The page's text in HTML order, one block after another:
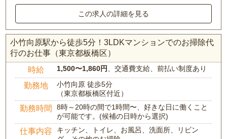
この求人の詳細を見る
小竹向原駅から徒歩5分！3LDKマンションでのお掃除代
行のお仕事（東京都板橋区）
時給 1,500〜1,860円、交通費支給、前払い制度あり
勤務地
小竹向原 徒歩5分
（東京都板橋区付近）
勤務時間
8時～20時の間で1時間〜、好きな日に働くこと
が可能です。(候補の日時から選択)
仕事内容
キッチン、トイレ、お風呂、洗面所、リビン